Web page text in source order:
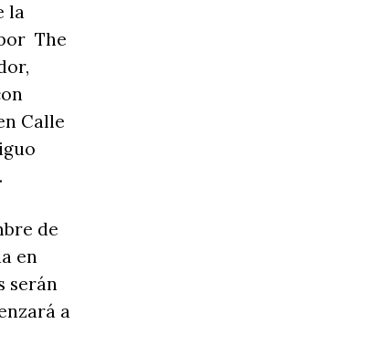
la
The
Calle
de
en
serán
a